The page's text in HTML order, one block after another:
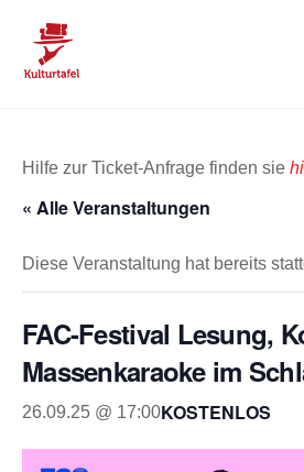
content
Hilfe zur Ticket-Anfrage finden sie
« Alle Veranstaltungen
Diese Veranstaltung hat bereits
FAC-Festival Lesung,
Massenkaraoke im
26.09.25 @ 17:00KOSTENLOS